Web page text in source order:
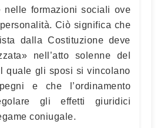
nelle formazioni sociali ove
Ciò significa che
dalla Costituzione deve
nell’atto solenne del
quale gli sposi si vincolano
e che l’ordinamento
gli effetti giuridici
coniugale.